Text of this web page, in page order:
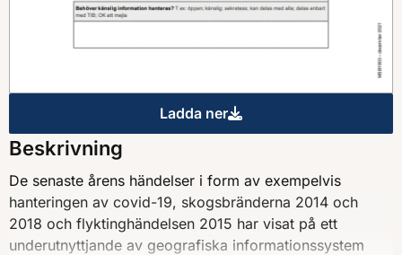
Ladda ner
Beställningsunderlag för
Beskrivning
De senaste årens händelser i form av exempelvis
hanteringen av covid-19, skogsbränderna 2014 och
2018 och flyktinghändelsen 2015 har visat på ett
underutnyttjande av geografiska informationssystem